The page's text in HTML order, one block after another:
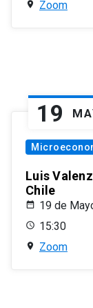
Zoom
19
Luis
Chile
19 de
15:30
Zoom